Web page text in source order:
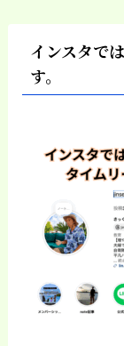
インスタで
す。